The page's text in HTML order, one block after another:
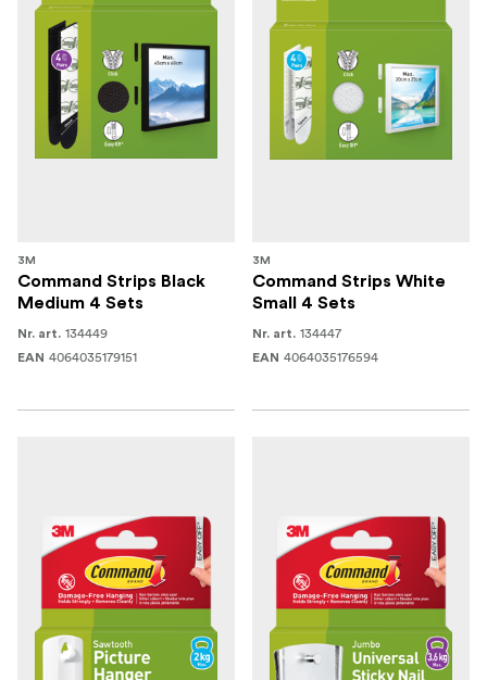
3M
Command Strips Black
Medium 4 Sets
Nr. art. 134449
EAN 4064035179151
3M
Command Strips White
Small 4 Sets
Nr. art. 134447
EAN 4064035176594